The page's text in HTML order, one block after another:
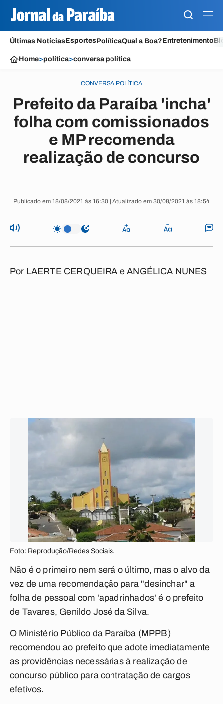
Últimas NotíciasEsportesPolíticaQual a Boa?Entretenimento
Home>política>conversa política
CONVERSA POLÍTICA
Prefeito da Paraíba 'incha'
folha com comissionados
e MP recomenda
realização de concurso
Publicado em 18/08/2021 às 16:30 | Atualizado em 30/08/2021 às 18:54
Por LAERTE CERQUEIRA e ANGÉLICA NUNES
Foto: Reprodução/Redes Sociais.
Não é o primeiro nem será o último, mas o alvo da
vez de uma recomendação para "desinchar" a
folha de pessoal com 'apadrinhados' é o prefeito
de Tavares, Genildo José da Silva.
O Ministério Público da Paraíba (MPPB)
recomendou ao prefeito que adote imediatamente
as providências necessárias à realização de
concurso público para contratação de cargos
efetivos.